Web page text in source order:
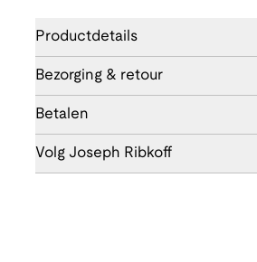
Productdetails
Bezorging & retour
Betalen
Volg Joseph Ribkoff